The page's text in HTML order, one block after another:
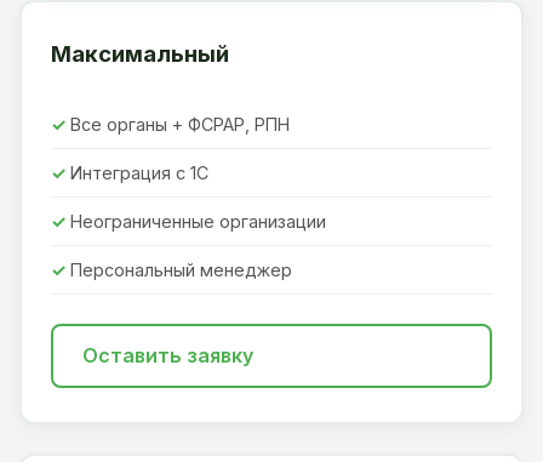
Максимальный
Все органы + ФСРАР, РПН
Интеграция с 1С
Неограниченные организации
Персональный менеджер
Оставить заявку